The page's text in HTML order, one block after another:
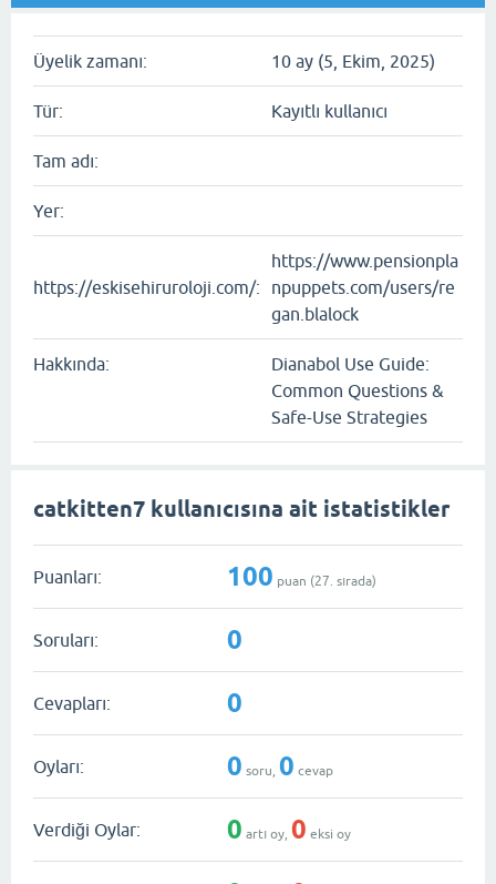
Üyelik zamanı: 10 ay (5, Ekim, 2025)
Tür: Kayıtlı kullanıcı
Tam adı:
Yer:
https://eskisehiruroloji.com/:
https://www.pensionpla
npuppets.com/users/re
gan.blalock
Hakkında:
Dianabol Use Guide:
Common Questions &
Safe-Use Strategies
catkitten7 kullanıcısına ait istatistikler
Puanları: 100 puan (27 . sırada)
Soruları: 0
Cevapları: 0
Oyları: 0 soru, 0 cevap
Verdiği Oylar: 0 artı oy, 0 eksi oy